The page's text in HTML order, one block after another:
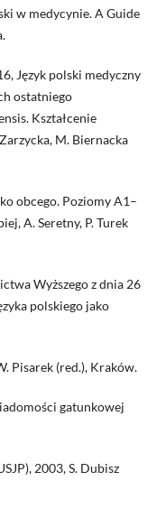
w medycynie. A Guide
Język polski medyczny
ostatniego
Kształcenie
M. Biernacka
obcego. Poziomy A1–
A. Seretny, P. Turek
Wyższego z dnia 26
polskiego jako
Pisarek (red.), Kraków.
gatunkowej
2003, S. Dubisz